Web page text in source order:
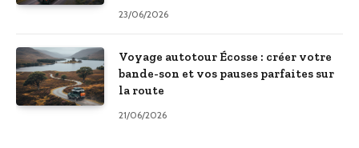
23/06/2026
Voyage autotour Écosse : créer votre
bande-son et vos pauses parfaites sur
la route
21/06/2026